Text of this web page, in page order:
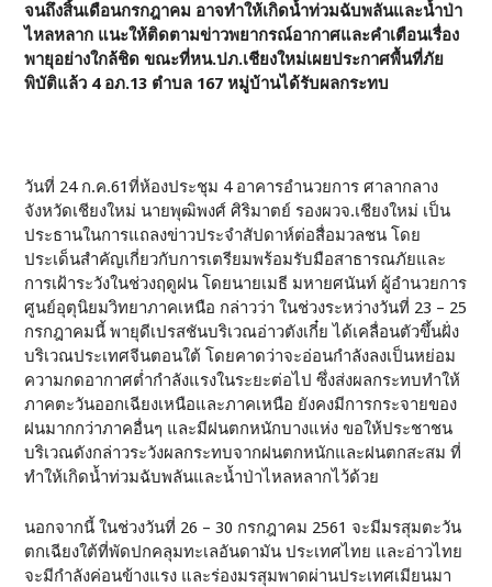
จนถึงสิ้นเดือนกรกฎาคม อาจทำให้เกิดน้ำท่วมฉับพลันและน้ำป่า
ไหลหลาก แนะให้ติดตามข่าวพยากรณ์อากาศและคำเตือนเรื่อง
พายุอย่างใกล้ชิด ขณะที่หน.ปภ.เชียงใหม่เผยประกาศพื้นที่ภัย
พิบัติแล้ว 4 อภ.13 ตำบล 167 หมู่บ้านได้รับผลกระทบ
วันที่ 24 ก.ค.61ที่ห้องประชุม 4 อาคารอำนวยการ ศาลากลาง
จังหวัดเชียงใหม่ นายพุฒิพงศ์ ศิริมาตย์ รองผวจ.เชียงใหม่ เป็น
ประธานในการแถลงข่าวประจำสัปดาห์ต่อสื่อมวลชน โดย
ประเด็นสำคัญเกี่ยวกับการเตรียมพร้อมรับมือสาธารณภัยและ
การเฝ้าระวังในช่วงฤดูฝน โดยนายเมธี มหายศนันท์ ผู้อำนวยการ
ศูนย์อุตุนิยมวิทยาภาคเหนือ กล่าวว่า ในช่วงระหว่างวันที่ 23 – 25
กรกฎาคมนี้ พายุดีเปรสชันบริเวณอ่าวตังเกี๋ย ได้เคลื่อนตัวขึ้นฝั่ง
บริเวณประเทศจีนตอนใต้ โดยคาดว่าจะอ่อนกำลังลงเป็นหย่อม
ความกดอากาศต่ำกำลังแรงในระยะต่อไป ซึ่งส่งผลกระทบทำให้
ภาคตะวันออกเฉียงเหนือและภาคเหนือ ยังคงมีการกระจายของ
ฝนมากกว่าภาคอื่นๆ และมีฝนตกหนักบางแห่ง ขอให้ประชาชน
บริเวณดังกล่าวระวังผลกระทบจากฝนตกหนักและฝนตกสะสม ที่
ทำให้เกิดน้ำท่วมฉับพลันและน้ำป่าไหลหลากไว้ด้วย
นอกจากนี้ ในช่วงวันที่ 26 – 30 กรกฎาคม 2561 จะมีมรสุมตะวัน
ตกเฉียงใต้ที่พัดปกคลุมทะเลอันดามัน ประเทศไทย และอ่าวไทย
จะมีกำลังค่อนข้างแรง และร่องมรสุมพาดผ่านประเทศเมียนมา